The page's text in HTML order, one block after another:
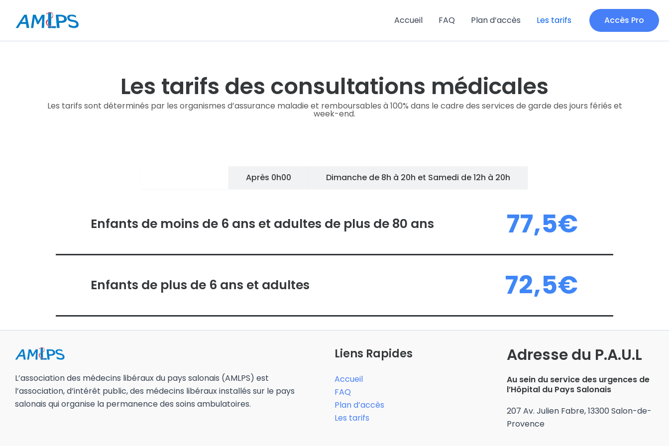
contenu
Accueil FAQ Plan d’accès Les tarifs Accès Pro
Les tarifs des consultations médicales
Les tarifs sont déterminés par les organismes d’assurance maladie et remboursables à 100% dans le cadre des services de garde des jours fériés et
week-end.
Après 0h00 Dimanche de 8h à 20h et Samedi de 12h à 20h
Enfants de moins de 6 ans et adultes de plus de 80 ans 77,5€
Enfants de plus de 6 ans et adultes 72,5€
L’association des médecins libéraux du pays salonais (AMLPS) est
l’association, d’intérêt public, des médecins libéraux installés sur le pays
salonais qui organise la permanence des soins ambulatoires.
Liens Rapides
Accueil
FAQ
Plan d’accès
Les tarifs
Adresse du P.A.U.L
Au sein du service des urgences de
l’Hôpital du Pays Salonais
207 Av. Julien Fabre, 13300 Salon-de-
Provence